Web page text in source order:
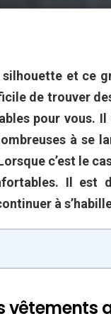
et ce
de trouver
pour vous.
à se
c’est le
Il est
à
vêtements